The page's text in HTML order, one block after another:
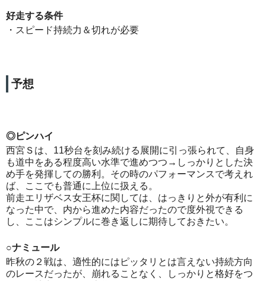
好走する条件
・スピード持続力＆切れが必要
予想
◎ピンハイ
西宮Ｓは、11秒台を刻み続ける展開に引っ張られて、自身
も道中をある程度高い水準で進めつつ→しっかりとした決
め手を発揮しての勝利。その時のパフォーマンスで考えれ
ば、ここでも普通に上位に扱える。
前走エリザベス女王杯に関しては、はっきりと外が有利に
なった中で、内から進めた内容だったので度外視できる
し、ここはシンプルに巻き返しに期待しておきたい。
○ナミュール
昨秋の２戦は、適性的にはピッタリとは言えない持続方向
のレースだったが、崩れることなく、しっかりと格好をつ